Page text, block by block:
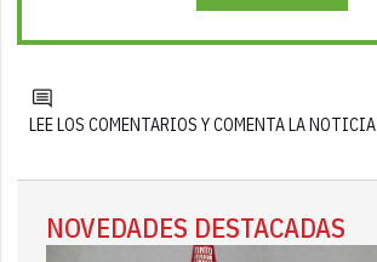
LEE LOS COMENTARIOS Y COMENTA LA NOTICIA
NOVEDADES DESTACADAS